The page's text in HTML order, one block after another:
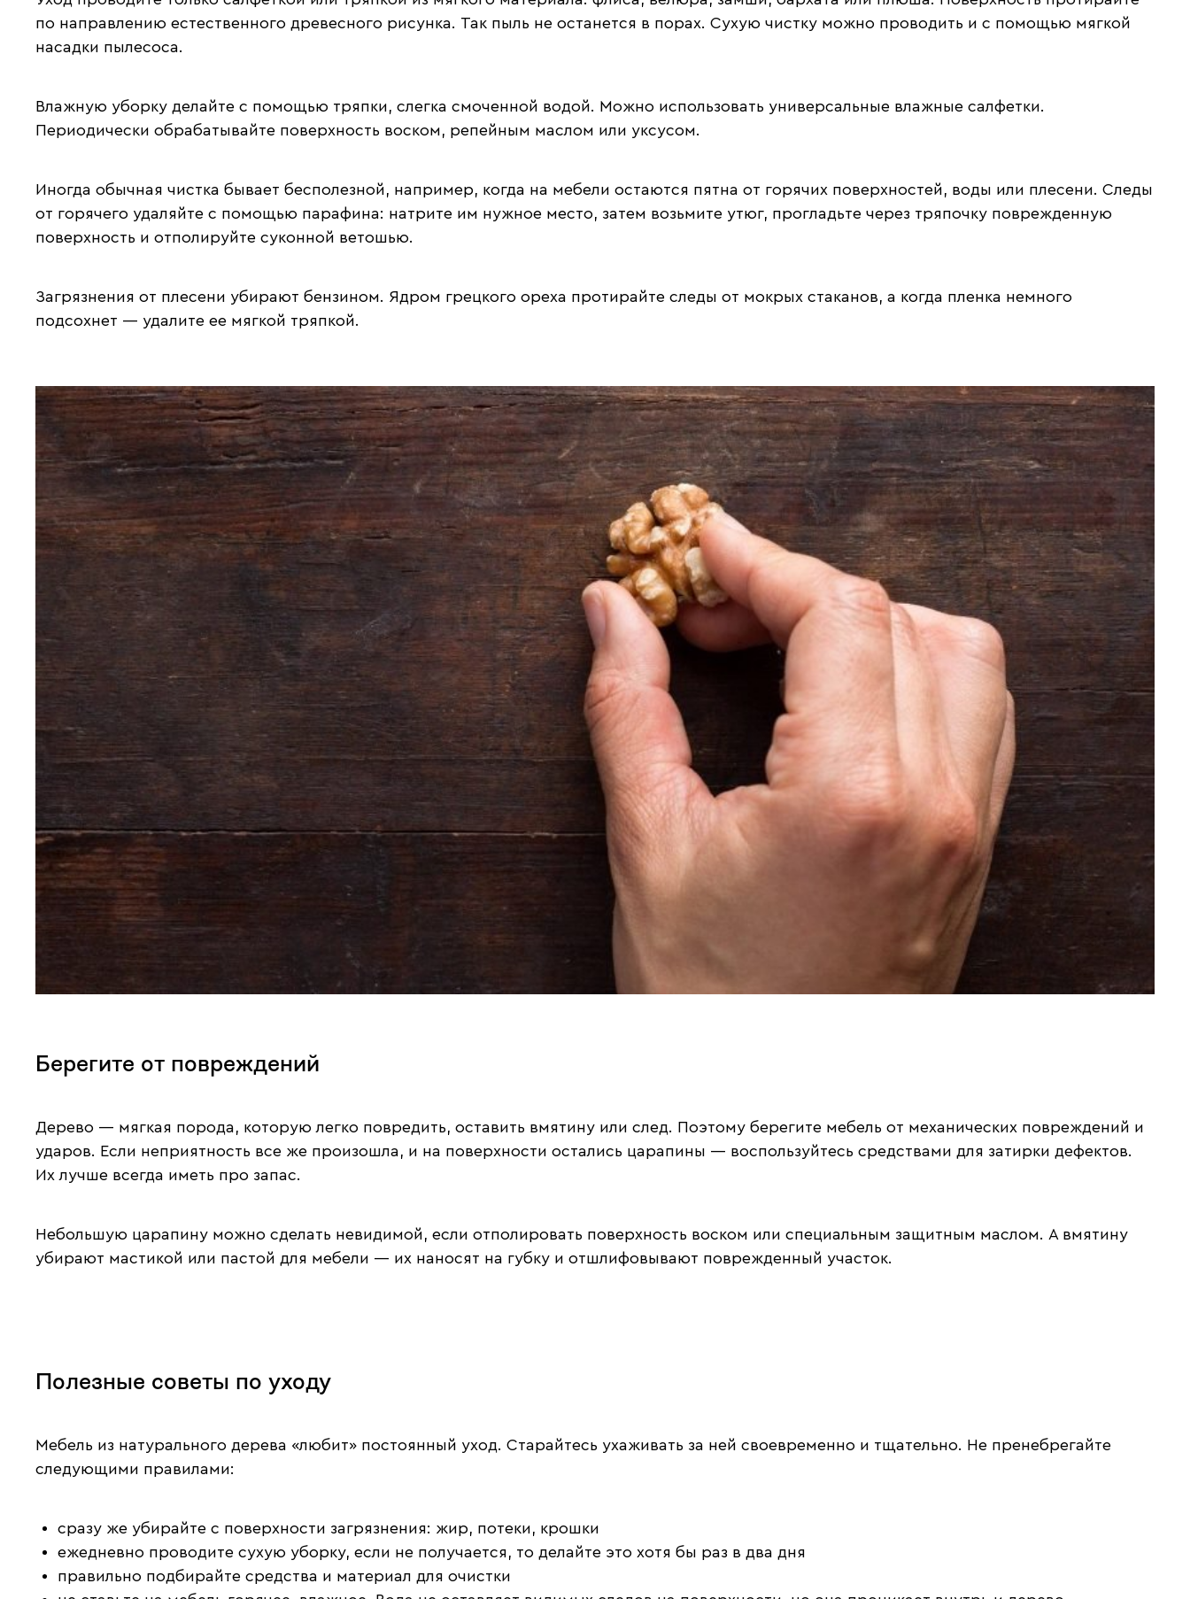
по направлению естественного древесного рисунка. Так пыль не останется в порах. Сухую чистку можно проводить и с помощью мягкой
насадки пылесоса.
Влажную уборку делайте с помощью тряпки, слегка смоченной водой. Можно использовать универсальные влажные салфетки.
Периодически обрабатывайте поверхность воском, репейным маслом или уксусом.
Иногда обычная чистка бывает бесполезной, например, когда на мебели остаются пятна от горячих поверхностей, воды или плесени. Следы
от горячего удаляйте с помощью парафина: натрите им нужное место, затем возьмите утюг, прогладьте через тряпочку поврежденную
поверхность и отполируйте суконной ветошью.
Загрязнения от плесени убирают бензином. Ядром грецкого ореха протирайте следы от мокрых стаканов, а когда пленка немного
подсохнет — удалите ее мягкой тряпкой.
Берегите от повреждений
Дерево — мягкая порода, которую легко повредить, оставить вмятину или след. Поэтому берегите мебель от механических повреждений и
ударов. Если неприятность все же произошла, и на поверхности остались царапины — воспользуйтесь средствами для затирки дефектов.
Их лучше всегда иметь про запас.
Небольшую царапину можно сделать невидимой, если отполировать поверхность воском или специальным защитным маслом. А вмятину
убирают мастикой или пастой для мебели — их наносят на губку и отшлифовывают поврежденный участок.
Полезные советы по уходу
Мебель из натурального дерева «любит» постоянный уход. Старайтесь ухаживать за ней своевременно и тщательно. Не пренебрегайте
следующими правилами:
cразу же убирайте с поверхности загрязнения: жир, потеки, крошки
ежедневно проводите сухую уборку, если не получается, то делайте это хотя бы раз в два дня
правильно подбирайте средства и материал для очистки